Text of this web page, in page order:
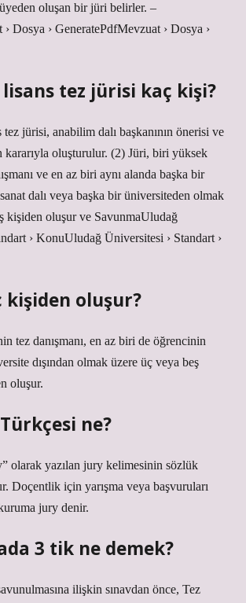
oluşan bir jüri belirler. –
Dosya › GeneratePdfMevzuat › Dosya ›
tez jürisi kaç kişi?
jürisi, anabilim dalı başkanının önerisi ve
kararıyla oluşturulur. (2) Jüri, biri yüksek
ve en az biri aynı alanda başka bir
dalı veya başka bir üniversiteden olmak
kişiden oluşur ve SavunmaUludağ
› KonuUludağ Üniversitesi › Standart ›
kişiden oluşur?
tez danışmanı, en az biri de öğrencinin
dışından olmak üzere üç veya beş
oluşur.
ne?
olarak yazılan jury kelimesinin sözlük
Doçentlik için yarışma veya başvuruları
jury denir.
3 tik ne demek?
ilişkin sınavdan önce, Tez